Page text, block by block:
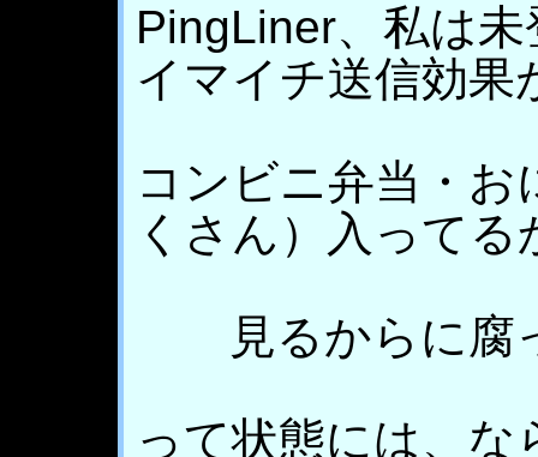
PingLiner、私は
イマイチ送信効
コンビニ弁当・お
くさん）入って
見るからに腐
って状態には、